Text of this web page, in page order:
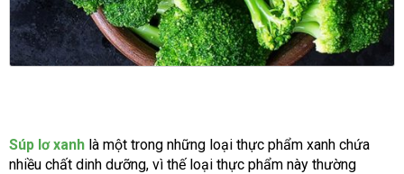
Súp lơ xanh là một trong những loại thực phẩm xanh chứa
nhiều chất dinh dưỡng, vì thế loại thực phẩm này thường